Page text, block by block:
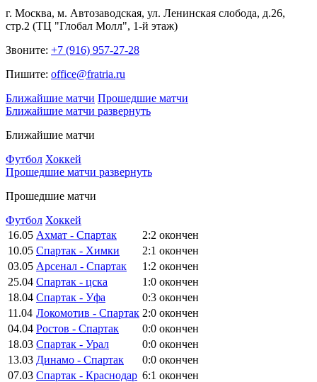
г. Москва, м. Автозаводская, ул. Ленинская слобода, д.26,
стр.2 (ТЦ "Глобал Молл", 1-й этаж)
Звоните: +7 (916) 957-27-28
Пишите: office@fratria.ru
Ближайшие матчи Прошедшие матчи
Ближайшие матчи развернуть
Ближайшие матчи
Футбол Хоккей
Прошедшие матчи развернуть
Прошедшие матчи
Футбол Хоккей
16.05 Ахмат - Спартак 2:2 окончен
10.05 Спартак - Химки 2:1 окончен
03.05 Арсенал - Спартак 1:2 окончен
25.04 Спартак - цска 1:0 окончен
18.04 Спартак - Уфа 0:3 окончен
11.04 Локомотив - Спартак 2:0 окончен
04.04 Ростов - Спартак 0:0 окончен
18.03 Спартак - Урал 0:0 окончен
13.03 Динамо - Спартак 0:0 окончен
07.03 Спартак - Краснодар 6:1 окончен